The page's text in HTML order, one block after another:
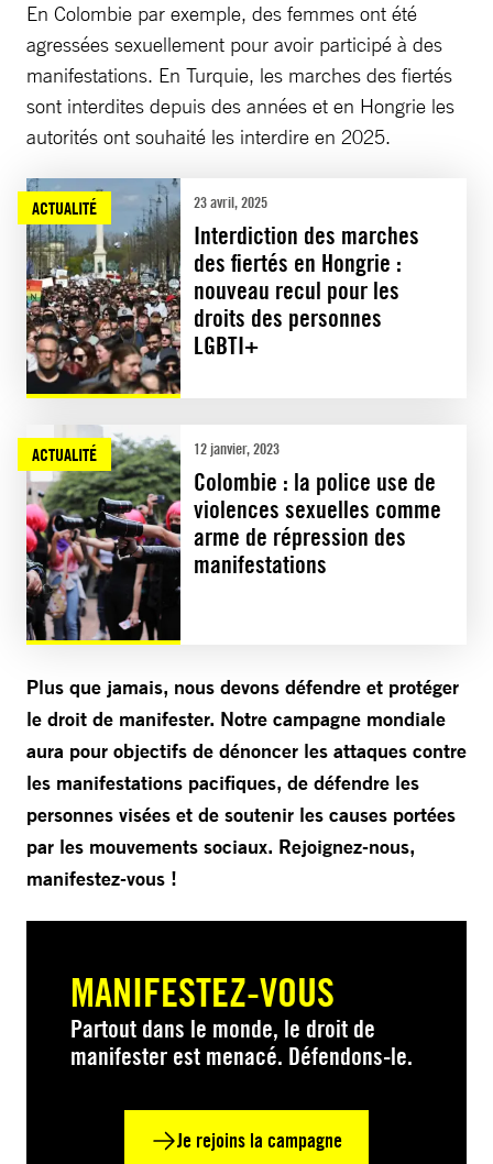
En Colombie par exemple, des femmes ont été
agressées sexuellement pour avoir participé à des
manifestations. En Turquie, les marches des fiertés
sont interdites depuis des années et en Hongrie les
autorités ont souhaité les interdire en 2025.
ACTUALITÉ 23 avril, 2025
Interdiction des marches
des fiertés en Hongrie :
nouveau recul pour les
droits des personnes
LGBTI+
ACTUALITÉ 12 janvier, 2023
Colombie : la police use de
violences sexuelles comme
arme de répression des
manifestations
Plus que jamais, nous devons défendre et protéger
le droit de manifester. Notre campagne mondiale
aura pour objectifs de dénoncer les attaques contre
les manifestations pacifiques, de défendre les
personnes visées et de soutenir les causes portées
par les mouvements sociaux. Rejoignez-nous,
manifestez-vous !
MANIFESTEZ-VOUS
Partout dans le monde, le droit de
manifester est menacé. Défendons-le.
Je rejoins la campagne